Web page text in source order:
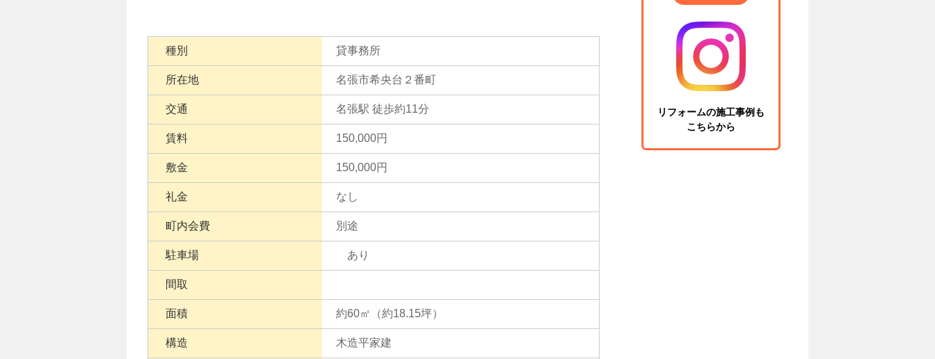
種別 貸事務所
所在地 名張市希央台２番町
交通 名張駅 徒歩約11分
賃料 150,000円
敷金 150,000円
礼金 なし
町内会費 別途
駐車場 あり
間取
面積 約60㎡（約18.15坪）
構造 木造平家建
リフォームの施工事例も
こちらから